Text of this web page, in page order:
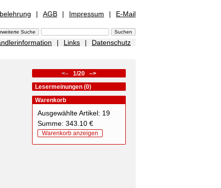
| AGB | Impressum | E-Mail
| Links | Datenschutz
<– 1/20 –>
Lesermeinungen (0)
Warenkorb
Ausgewählte Artikel: 19
Summe: 343.10 €
Warenkorb anzeigen